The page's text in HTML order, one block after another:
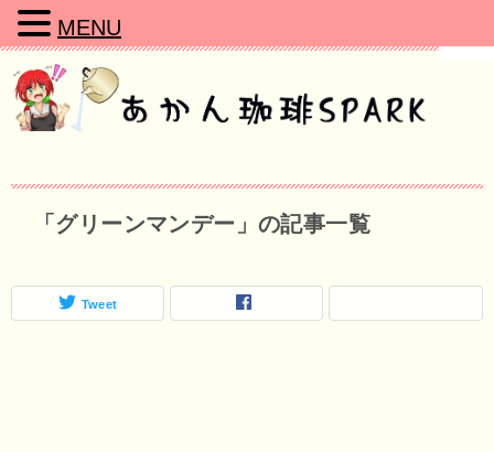
「グリーンマンデー」の記事一覧
Tweet
MENU